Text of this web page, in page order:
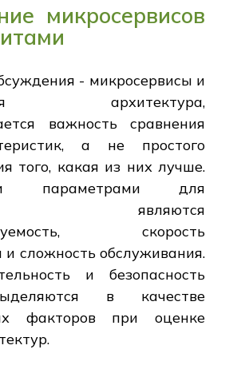
микросервисов
- микросервисы и
архитектура,
важность сравнения
а не простого
того, какая из них лучше.
параметрами для
являются
скорость
и сложность обслуживания.
и безопасность
в качестве
факторов при оценке